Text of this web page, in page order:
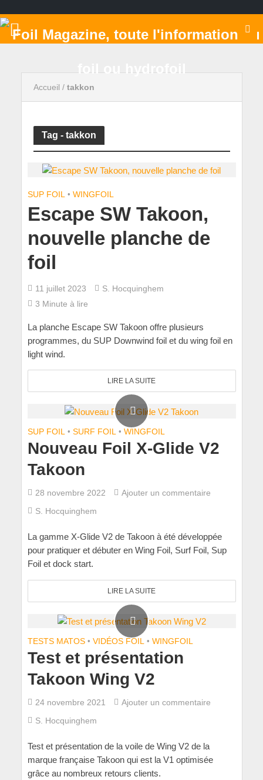
Accueil / takkon
Tag - takkon
SUP FOIL • WINGFOIL
Escape SW Takoon,
nouvelle planche de
foil
11 juillet 2023
S. Hocquinghem
3 Minute à lire
La planche Escape SW Takoon offre plusieurs
programmes, du SUP Downwind foil et du wing foil en
light wind.
LIRE LA SUITE
SUP FOIL • SURF FOIL • WINGFOIL
Nouveau Foil X-Glide V2
Takoon
28 novembre 2022
Ajouter un commentaire
S. Hocquinghem
La gamme X-Glide V2 de Takoon à été développée
pour pratiquer et débuter en Wing Foil, Surf Foil, Sup
Foil et dock start.
LIRE LA SUITE
TESTS MATOS • VIDÉOS FOIL • WINGFOIL
Test et présentation
Takoon Wing V2
24 novembre 2021
Ajouter un commentaire
S. Hocquinghem
Test et présentation de la voile de Wing V2 de la
marque française Takoon qui est la V1 optimisée
grâce au nombreux retours clients.